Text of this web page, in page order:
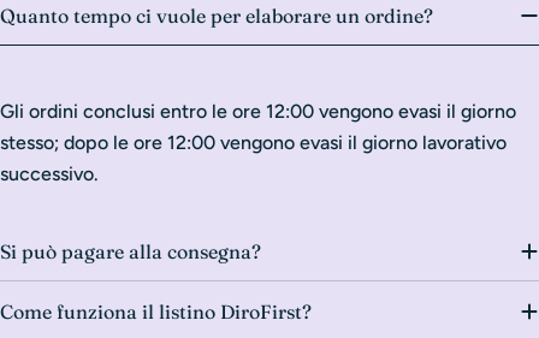
Quanto tempo ci vuole per elaborare un ordine?
Gli ordini conclusi entro le ore 12:00 vengono evasi il giorno
stesso; dopo le ore 12:00 vengono evasi il giorno lavorativo
successivo.
Si può pagare alla consegna?
Come funziona il listino DiroFirst?